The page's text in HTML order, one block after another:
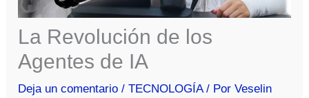
La Revolución de los
Agentes de IA
Deja un comentario /TECNOLOGÍA/ PorVeselin